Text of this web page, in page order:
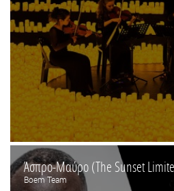
Άσπρο-Μαύρο (The Sunset
Boem Team